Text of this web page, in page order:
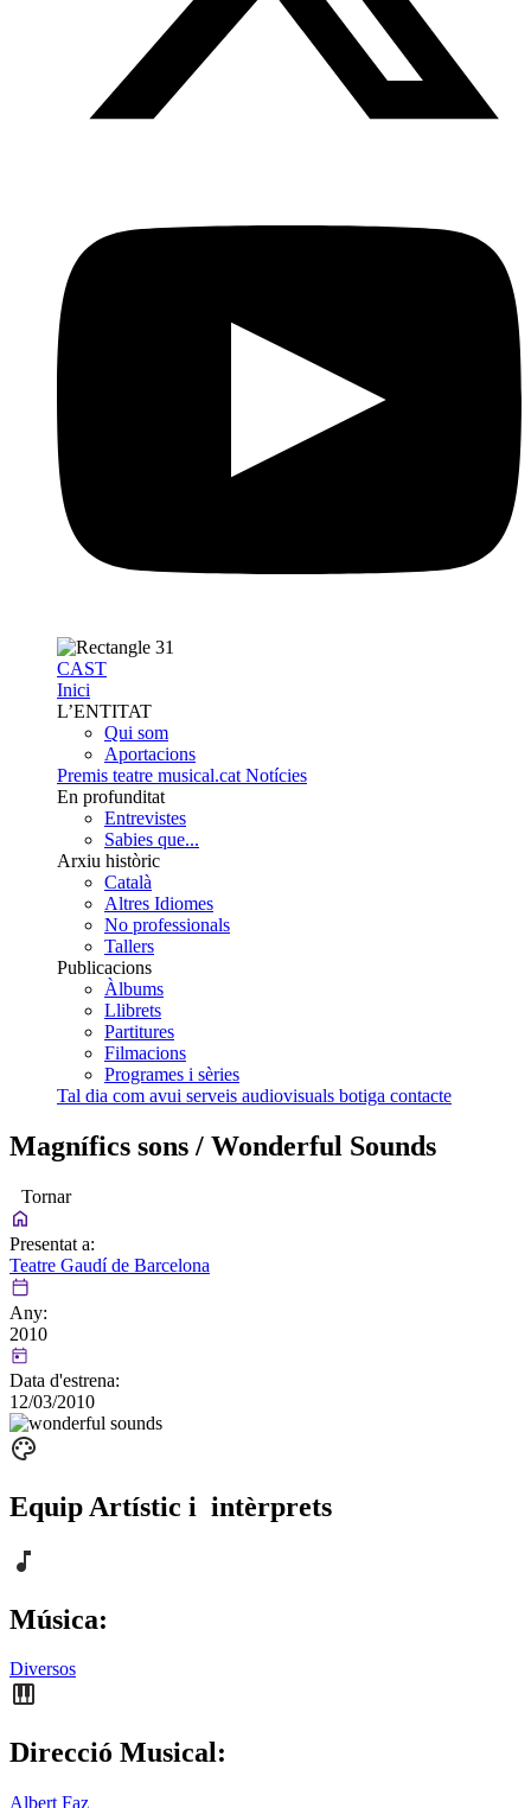
CAST
Inici
L’ENTITAT
Qui som
Aportacions
Premis teatre musical.cat Notícies
En profunditat
Entrevistes
Sabies que...
Arxiu històric
Català
Altres Idiomes
No professionals
Tallers
Publicacions
Àlbums
Llibrets
Partitures
Filmacions
Programes i sèries
Tal dia com avui serveis audiovisuals botiga contacte
Magnífics sons / Wonderful Sounds
Tornar
Presentat a:
Teatre Gaudí de Barcelona
Any:
2010
Data d'estrena:
12/03/2010
Equip Artístic i intèrprets
Música:
Diversos
Direcció Musical:
Albert Faz